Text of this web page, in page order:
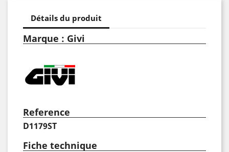
Détails du produit
Marque : Givi
Reference
D1179ST
Fiche technique